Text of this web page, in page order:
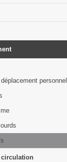
personnel
circulation